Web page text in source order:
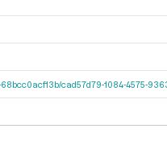
68bcc0acf13b/cad57d79-1084-4575-